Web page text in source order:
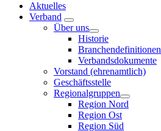
Aktuelles
Verband
Über uns
Historie
Branchendefinitionen
Verbandsdokumente
Vorstand (ehrenamtlich)
Geschäftsstelle
Regionalgruppen
Region Nord
Region Ost
Region Süd